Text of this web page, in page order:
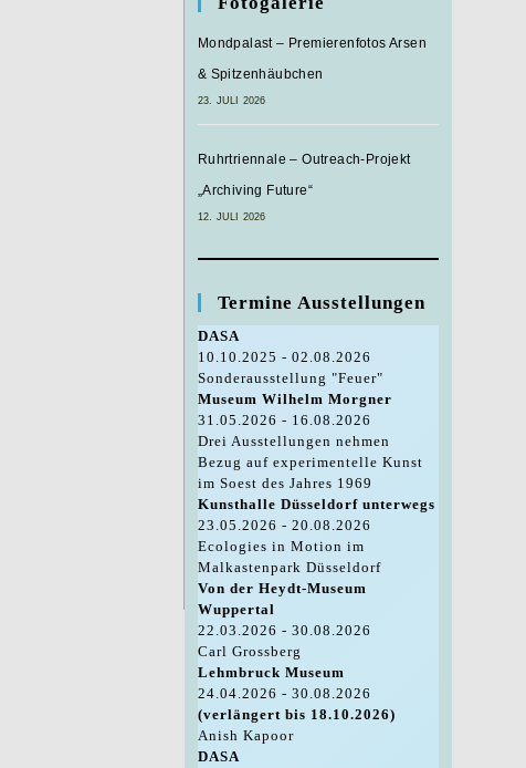
Mondpalast – Premierenfotos Arsen
& Spitzenhäubchen
23. JULI 2026
Ruhrtriennale – Outreach-Projekt
„Archiving Future“
12. JULI 2026
Termine Ausstellungen
DASA
10.10.2025 - 02.08.2026
Sonderausstellung "Feuer"
Museum Wilhelm Morgner
31.05.2026 - 16.08.2026
Drei Ausstellungen nehmen
Bezug auf experimentelle Kunst
im Soest des Jahres 1969
Kunsthalle Düsseldorf unterwegs
23.05.2026 - 20.08.2026
Ecologies in Motion im
Malkastenpark Düsseldorf
Von der Heydt-Museum
Wuppertal
22.03.2026 - 30.08.2026
Carl Grossberg
Lehmbruck Museum
24.04.2026 - 30.08.2026
(verlängert bis 18.10.2026)
Anish Kapoor
DASA